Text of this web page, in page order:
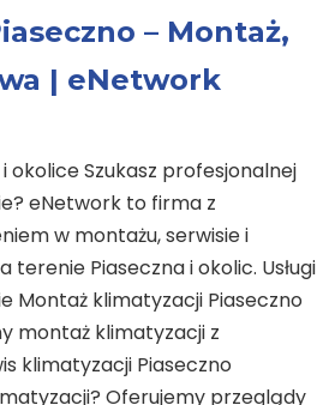
– Montaż,
| eNetwork
okolice Szukasz profesjonalnej
eNetwork to firma z
w montażu, serwisie i
Piaseczna i okolic. Usługi
Montaż klimatyzacji Piaseczno
montaż klimatyzacji z
klimatyzacji Piaseczno
Oferujemy przeglądy